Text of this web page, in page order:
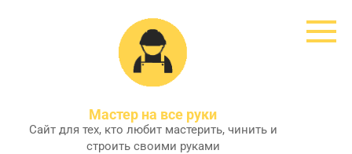
Мастер на все руки
Сайт для тех, кто любит мастерить, чинить и
строить своими руками